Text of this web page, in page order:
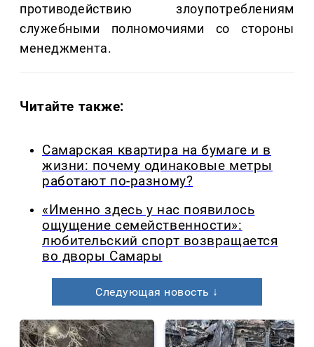
противодействию злоупотреблениям
служебными полномочиями со стороны
менеджмента.
Читайте также:
Самарская квартира на бумаге и в
жизни: почему одинаковые метры
работают по-разному?
«Именно здесь у нас появилось
ощущение семейственности»:
любительский спорт возвращается
во дворы Самары
Следующая новость ↓